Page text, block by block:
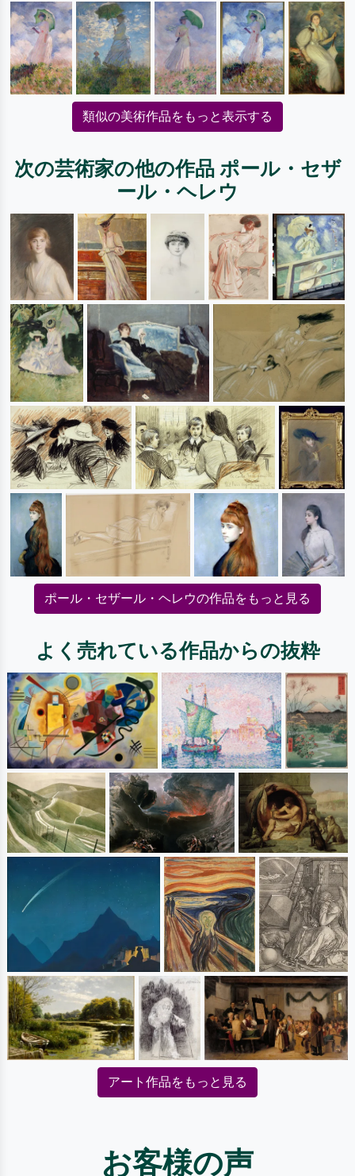
類似の美術作品をもっと表示する
次の芸術家の他の作品 ポール・セザ
ール・ヘレウ
ポール・セザール・ヘレウの作品をもっと見る
よく売れている作品からの抜粋
アート作品をもっと見る
お客様の声